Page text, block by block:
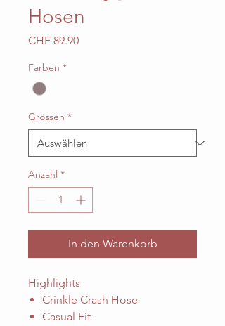
Hosen
CHF 89.90Preis
Farben *
Grössen *
Anzahl *
In den Warenkorb
Highlights
Crinkle Crash Hose
Casual Fit